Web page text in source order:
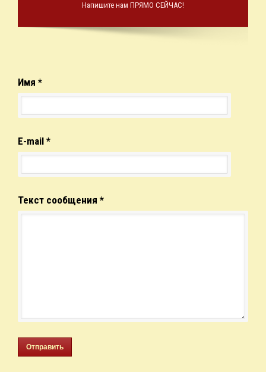
Напишите нам ПРЯМО СЕЙЧАС!
Имя *
E-mail *
Текст сообщения *
Отправить